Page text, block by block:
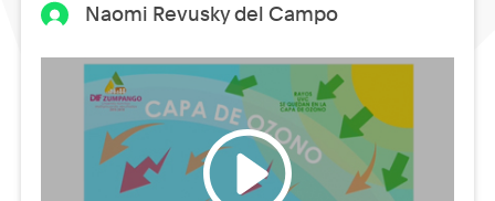
Naomi Revusky del Campo